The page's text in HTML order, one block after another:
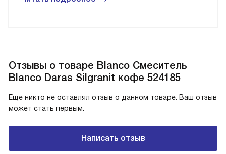
Отзывы о товаре Blanco Смеситель
Blanco Daras Silgranit кофе 524185
Еще никто не оставлял отзыв о данном товаре. Ваш отзыв
может стать первым.
Написать отзыв